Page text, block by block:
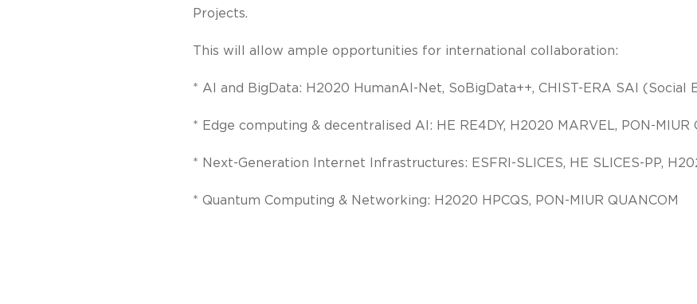
Projects.
This will allow ample opportunities for international collaboration:
* AI and BigData: H2020 HumanAI-Net, SoBigData++, CHIST-ERA SAI (Social
* Edge computing & decentralised AI: HE RE4DY, H2020 MARVEL, PON-MIUR
* Next-Generation Internet Infrastructures: ESFRI-SLICES, HE SLICES-PP,
* Quantum Computing & Networking: H2020 HPCQS, PON-MIUR QUANCOM